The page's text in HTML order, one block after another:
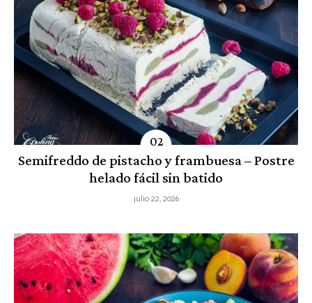
Semifreddo de pistacho y frambuesa – Postre
helado fácil sin batido
julio 22, 2026